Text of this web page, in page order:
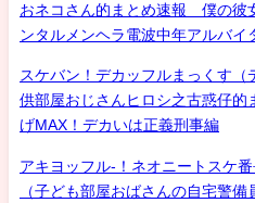
おネコさん的まとめ速報 僕の彼
ンタルメンヘラ電波中年アルバ
スケバン！デカッフルまっくす
供部屋おじさんヒロシ之古惑仔的
げMAX！デカいは正義刑事編
アキヨッフル-！ネオニートスケ
（子ども部屋おばさんの自宅警備